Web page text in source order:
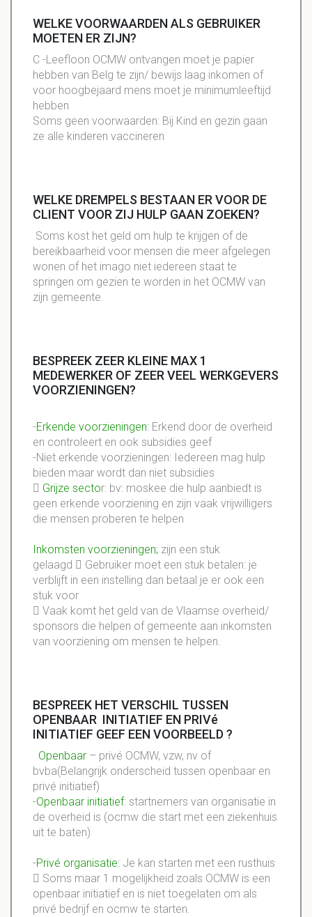
WELKE VOORWAARDEN ALS GEBRUIKER
MOETEN ER ZIJN?
C -Leefloon OCMW ontvangen moet je papier
hebben van Belg te zijn/ bewijs laag inkomen of
voor hoogbejaard mens moet je minimumleeftijd
hebben
Soms geen voorwaarden: Bij Kind en gezin gaan
ze alle kinderen vaccineren
WELKE DREMPELS BESTAAN ER VOOR DE
CLIENT VOOR ZIJ HULP GAAN ZOEKEN?
Soms kost het geld om hulp te krijgen of de
bereikbaarheid voor mensen die meer afgelegen
wonen of het imago niet iedereen staat te
springen om gezien te worden in het OCMW van
zijn gemeente.
BESPREEK ZEER KLEINE MAX 1
MEDEWERKER OF ZEER VEEL WERKGEVERS
VOORZIENINGEN?
-Erkende voorzieningen: Erkend door de overheid
en controleert en ook subsidies geef
-Niet erkende voorzieningen: Iedereen mag hulp
bieden maar wordt dan niet subsidies
 Grijze sector: bv: moskee die hulp aanbiedt is
geen erkende voorziening en zijn vaak vrijwilligers
die mensen proberen te helpen
Inkomsten voorzieningen; zijn een stuk
gelaagd  Gebruiker moet een stuk betalen: je
verblijft in een instelling dan betaal je er ook een
stuk voor
 Vaak komt het geld van de Vlaamse overheid/
sponsors die helpen of gemeente aan inkomsten
van voorziening om mensen te helpen.
BESPREEK HET VERSCHIL TUSSEN
OPENBAAR INITIATIEF EN PRIVé
INITIATIEF GEEF EEN VOORBEELD ?
Openbaar – privé OCMW, vzw, nv of
bvba(Belangrijk onderscheid tussen openbaar en
privé initiatief)
-Openbaar initiatief: startnemers van organisatie in
de overheid is (ocmw die start met een ziekenhuis
uit te baten)
-Privé organisatie: Je kan starten met een rusthuis
 Soms maar 1 mogelijkheid zoals OCMW is een
openbaar initiatief en is niet toegelaten om als
privé bedrijf en ocmw te starten.